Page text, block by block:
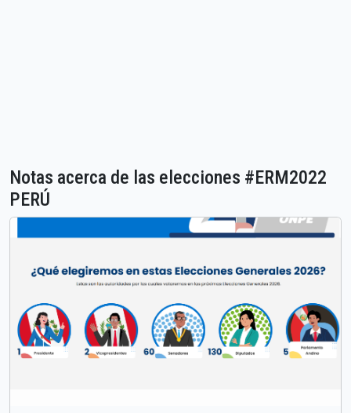
Notas acerca de las elecciones #ERM2022
PERÚ